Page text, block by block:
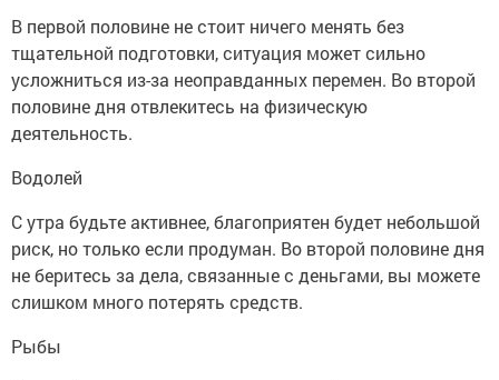
В первой половине не стоит ничего менять без
тщательной подготовки, ситуация может сильно
усложниться из-за неоправданных перемен. Во второй
половине дня отвлекитесь на физическую
деятельность.
Водолей
С утра будьте активнее, благоприятен будет небольшой
риск, но только если продуман. Во второй половине дня
не беритесь за дела, связанные с деньгами, вы можете
слишком много потерять средств.
Рыбы